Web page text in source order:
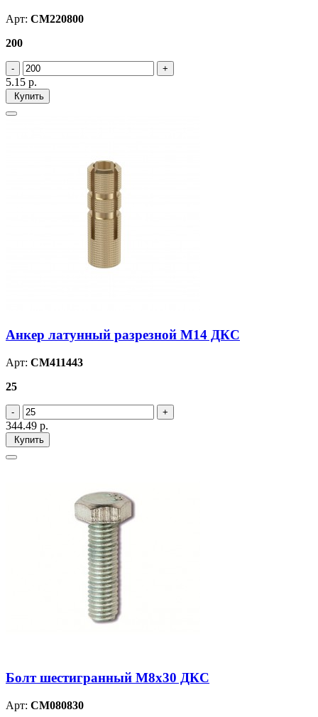
Арт: CM220800
200
5.15 р.
Купить
Анкер латунный разрезной М14 ДКС
Арт: CM411443
25
344.49 р.
Купить
Болт шестигранный М8х30 ДКС
Арт: CM080830